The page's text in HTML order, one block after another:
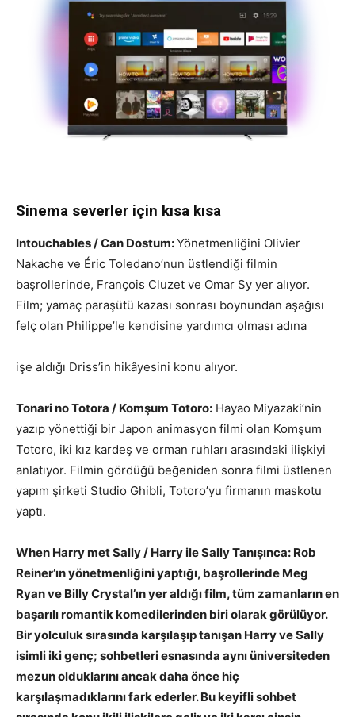
Sinema severler için kısa kısa
Intouchables / Can Dostum:Yönetmenliğini Olivier
Nakache ve Éric Toledano’nun üstlendiği filmin
başrollerinde, François Cluzet ve Omar Sy yer alıyor.
Film; yamaç paraşütü kazası sonrası boynundan aşağısı
felç olan Philippe’le kendisine yardımcı olması adına
işe aldığı Driss’in hikâyesini konu alıyor.
Tonari no Totora / Komşum Totoro: Hayao Miyazaki’nin
yazıp yönettiği bir Japon animasyon filmi olan Komşum
Totoro, iki kız kardeş ve orman ruhları arasındaki ilişkiyi
anlatıyor. Filmin gördüğü beğeniden sonra filmi üstlenen
yapım şirketi Studio Ghibli, Totoro’yu firmanın maskotu
yaptı.
When Harry met Sally / Harry ile Sally Tanışınca: Rob
Reiner’ın yönetmenliğini yaptığı, başrollerinde Meg
Ryan ve Billy Crystal’ın yer aldığı film, tüm zamanların en
başarılı romantik komedilerinden biri olarak görülüyor.
Bir yolculuk sırasında karşılaşıp tanışan Harry ve Sally
isimli iki genç; sohbetleri esnasında aynı üniversiteden
mezun olduklarını ancak daha önce hiç
karşılaşmadıklarını fark ederler. Bu keyifli sohbet